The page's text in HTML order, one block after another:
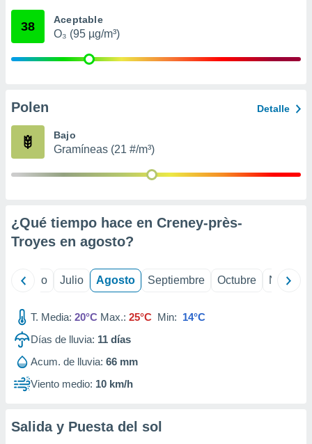
e
publicidad
1199
38 Aceptable
O₃ (95 µg/m³)
Polen Detalle
Bajo
Gramíneas (21 #/m³)
¿Qué tiempo hace en Creney-près-
Troyes en agosto?
Junio Julio Agosto Septiembre Octubre
T. Media: 20°C Max.: 25°C Min: 14°C
Días de lluvia: 11 días
Acum. de lluvia: 66 mm
Viento medio: 10 km/h
Salida y Puesta del sol